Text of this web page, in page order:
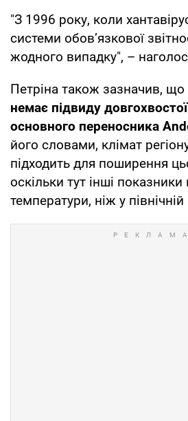
"З 1996 року, коли
системи обов’язкової
жодного випадку", –
Петріна також зазначив, що
немає підвиду
основного переносника
його словами, клімат
підходить для поширення
оскільки тут інші показники
температури, ніж у північній